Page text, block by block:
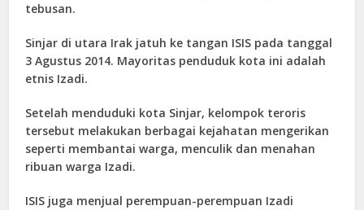
tebusan.
Sinjar di utara Irak jatuh ke tangan ISIS pada tanggal
3 Agustus 2014. Mayoritas penduduk kota ini adalah
etnis Izadi.
Setelah menduduki kota Sinjar, kelompok teroris
tersebut melakukan berbagai kejahatan mengerikan
seperti membantai warga, menculik dan menahan
ribuan warga Izadi.
ISIS juga menjual perempuan-perempuan Izadi